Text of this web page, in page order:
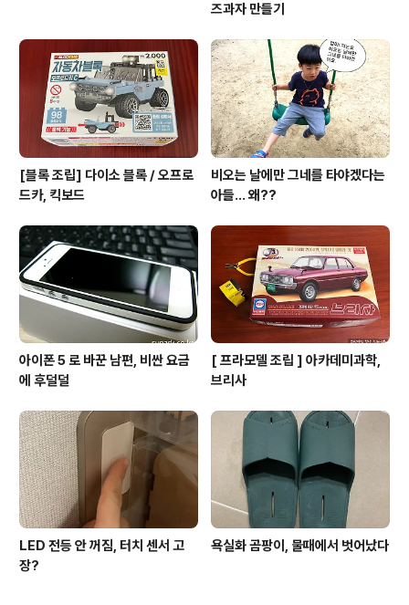
즈과자 만들기
[블록 조립] 다이소 블록 / 오프로
드카, 킥보드
비오는 날에만 그네를 타야겠다는
아들... 왜??
아이폰 5 로 바꾼 남편, 비싼 요금
에 후덜덜
[ 프라모델 조립 ] 아카데미과학,
브리사
LED 전등 안 꺼짐, 터치 센서 고
장?
욕실화 곰팡이, 물때에서 벗어났다